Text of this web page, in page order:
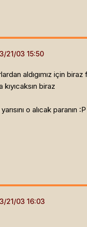
aldıgımız için
biraz
o alıcak